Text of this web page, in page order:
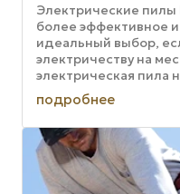
Электрические
более эффективное
идеальный выбор,
электричеству на
электрическая пила
после нажатия на
подробнее